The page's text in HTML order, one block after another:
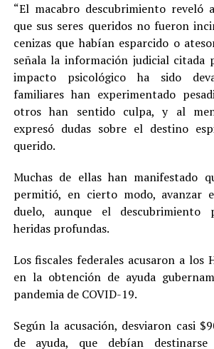
“El macabro descubrimiento reveló
que sus seres queridos no fueron
cenizas que habían esparcido o
señala la información judicial citada
impacto psicológico ha sido
familiares han experimentado
otros han sentido culpa, y al
expresó dudas sobre el destino
querido.
Muchas de ellas han manifestado
permitió, en cierto modo, avanzar
duelo, aunque el descubrimiento
heridas profundas.
Los fiscales federales acusaron a los
en la obtención de ayuda
pandemia de COVID-19.
Según la acusación, desviaron casi
de ayuda, que debían